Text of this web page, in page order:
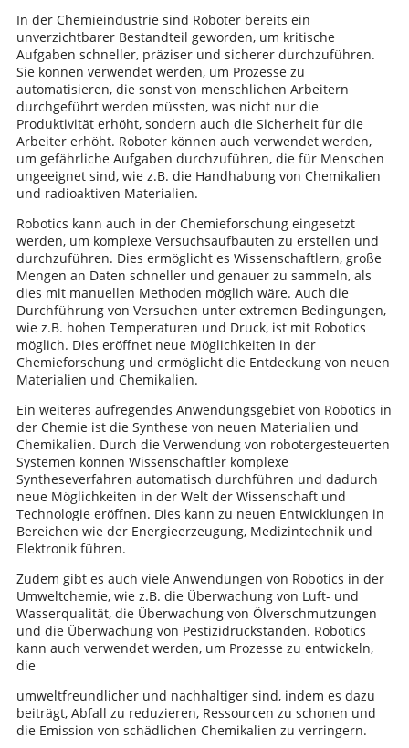
In der Chemieindustrie sind Roboter bereits ein
unverzichtbarer Bestandteil geworden, um kritische
Aufgaben schneller, präziser und sicherer durchzuführen.
Sie können verwendet werden, um Prozesse zu
automatisieren, die sonst von menschlichen Arbeitern
durchgeführt werden müssten, was nicht nur die
Produktivität erhöht, sondern auch die Sicherheit für die
Arbeiter erhöht. Roboter können auch verwendet werden,
um gefährliche Aufgaben durchzuführen, die für Menschen
ungeeignet sind, wie z.B. die Handhabung von Chemikalien
und radioaktiven Materialien.
Robotics kann auch in der Chemieforschung eingesetzt
werden, um komplexe Versuchsaufbauten zu erstellen und
durchzuführen. Dies ermöglicht es Wissenschaftlern, große
Mengen an Daten schneller und genauer zu sammeln, als
dies mit manuellen Methoden möglich wäre. Auch die
Durchführung von Versuchen unter extremen Bedingungen,
wie z.B. hohen Temperaturen und Druck, ist mit Robotics
möglich. Dies eröffnet neue Möglichkeiten in der
Chemieforschung und ermöglicht die Entdeckung von neuen
Materialien und Chemikalien.
Ein weiteres aufregendes Anwendungsgebiet von Robotics in
der Chemie ist die Synthese von neuen Materialien und
Chemikalien. Durch die Verwendung von robotergesteuerten
Systemen können Wissenschaftler komplexe
Syntheseverfahren automatisch durchführen und dadurch
neue Möglichkeiten in der Welt der Wissenschaft und
Technologie eröffnen. Dies kann zu neuen Entwicklungen in
Bereichen wie der Energieerzeugung, Medizintechnik und
Elektronik führen.
Zudem gibt es auch viele Anwendungen von Robotics in der
Umweltchemie, wie z.B. die Überwachung von Luft- und
Wasserqualität, die Überwachung von Ölverschmutzungen
und die Überwachung von Pestizidrückständen. Robotics
kann auch verwendet werden, um Prozesse zu entwickeln,
die
umweltfreundlicher und nachhaltiger sind, indem es dazu
beiträgt, Abfall zu reduzieren, Ressourcen zu schonen und
die Emission von schädlichen Chemikalien zu verringern.